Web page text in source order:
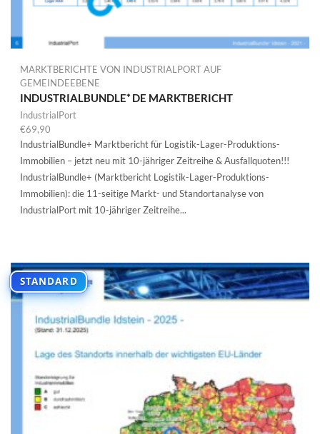
MARKTBERICHTE VON INDUSTRIALPORT AUF
GEMEINDEEBENE
INDUSTRIALBUNDLE⁺ DE MARKTBERICHT
IndustrialPort
€69,90
IndustrialBundle+ Marktbericht für Logistik-Lager-Produktions-
Immobilien – jetzt neu mit 10-jähriger Zeitreihe & Ausfallquoten!!!
IndustrialBundle+ (Marktbericht Logistik-Lager-Produktions-
Immobilien): die 11-seitige Markt- und Standortanalyse von
IndustrialPort mit 10-jähriger Zeitreihe...